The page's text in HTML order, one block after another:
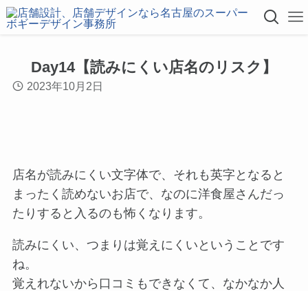
Day14【読みにくい店名のリスク】
2023年10月2日
店名が読みにくい文字体で、それも英字となると
まったく読めないお店で、なのに洋食屋さんだっ
たりすると入るのも怖くなります。
読みにくい、つまりは覚えにくいということです
ね。
覚えれないから口コミもできなくて、なかなか人